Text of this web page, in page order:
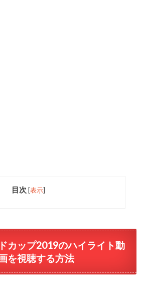
目次 [表示]
カップ2019のハイライト動
を視聴する方法